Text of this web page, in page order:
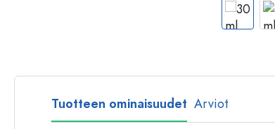
Muovipullot
Tuotteen ominaisuudet Arviot